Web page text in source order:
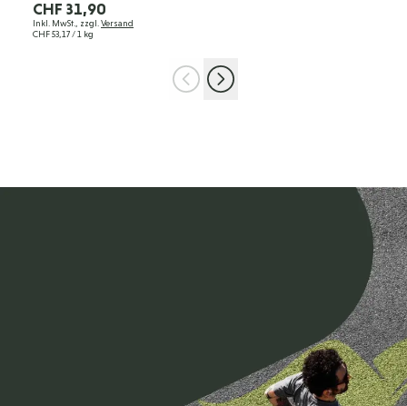
CHF 31,90
Inkl. MwSt., zzgl. Versand
CHF 53,17 / 1 kg